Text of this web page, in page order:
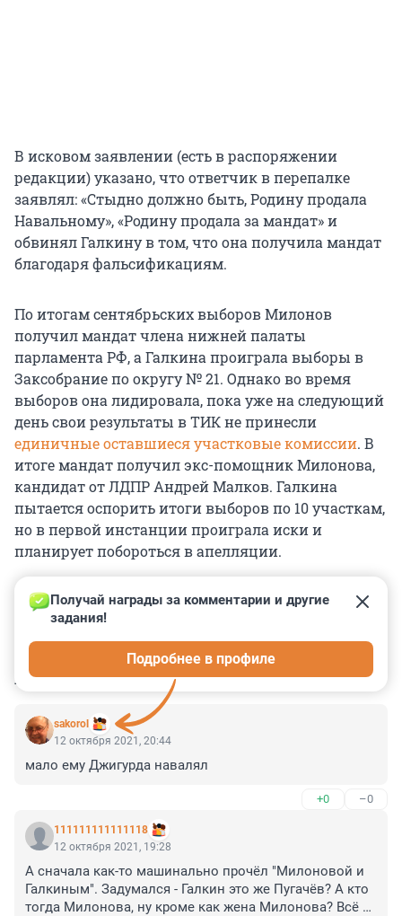
В исковом заявлении (есть в распоряжении
редакции) указано, что ответчик в перепалке
заявлял: «Стыдно должно быть, Родину продала
Навальному», «Родину продала за мандат» и
обвинял Галкину в том, что она получила мандат
благодаря фальсификациям.
По итогам сентябрьских выборов Милонов
получил мандат члена нижней палаты
парламента РФ, а Галкина проиграла выборы в
Заксобрание по округу № 21. Однако во время
выборов она лидировала, пока уже на следующий
день свои результаты в ТИК не принесли
единичные оставшиеся участковые комиссии. В
итоге мандат получил экс-помощник Милонова,
кандидат от ЛДПР Андрей Малков. Галкина
пытается оспорить итоги выборов по 10 участкам,
но в первой инстанции проиграла иски и
планирует побороться в апелляции.
КОММЕНТАРИИ 4
sakorol
Получай награды за комментарии и другие
задания!
Подробнее в профиле
12 октября 2021, 20:44
мало ему Джигурда навалял
+0 –0
111111111111118
12 октября 2021, 19:28
А сначала как-то машинально прочёл "Милоновой и
Галкиным". Задумался - Галкин это же Пугачёв? А кто
тогда Милонова, ну кроме как жена Милонова? Всё